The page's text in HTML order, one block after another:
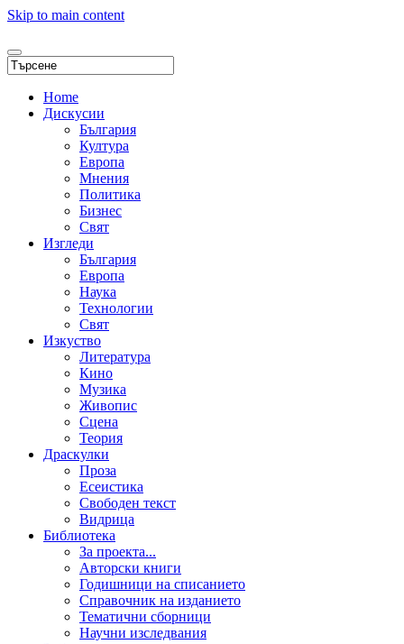
Skip to main content
Home
Дискусии
България
Култура
Европа
Мнения
Политика
Бизнес
Свят
Изгледи
България
Европа
Наука
Технологии
Свят
Изкуство
Литература
Кино
Музика
Живопис
Сцена
Теория
Драскулки
Проза
Есеистика
Свободен текст
Видрица
Библиотека
За проекта...
Авторски книги
Годишници на списанието
Справочник на изданието
Тематични сборници
Научни изследвания